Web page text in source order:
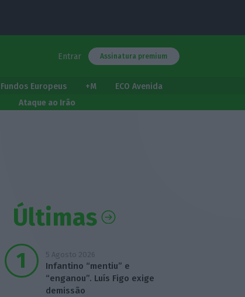
Entrar Assinatura premium
Fundos Europeus +M
ECO Avenida
Ataque ao Irão
Últimas
5 Agosto 2026
Infantino “mentiu” e
“enganou”. Luís Figo exige
demissão